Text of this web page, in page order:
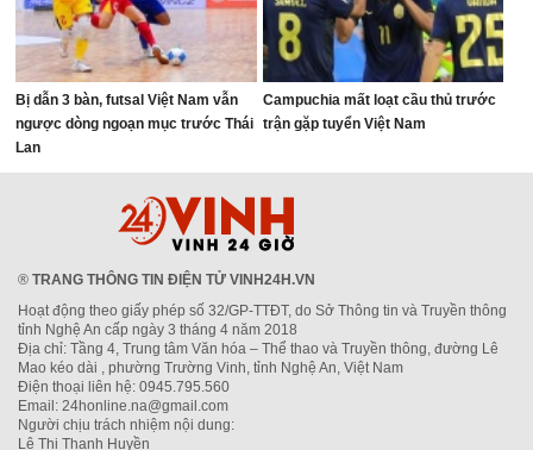
Bị dẫn 3 bàn, futsal Việt Nam vẫn
ngược dòng ngoạn mục trước Thái
Lan
Campuchia mất loạt cầu thủ trước
trận gặp tuyển Việt Nam
® TRANG THÔNG TIN ĐIỆN TỬ VINH24H.VN
Hoạt động theo giấy phép số 32/GP-TTĐT, do Sở Thông tin và Truyền thông
tỉnh Nghệ An cấp ngày 3 tháng 4 năm 2018
Địa chỉ: Tầng 4, Trung tâm Văn hóa – Thể thao và Truyền thông, đường Lê
Mao kéo dài , phường Trường Vinh, tỉnh Nghệ An, Việt Nam
Điện thoại liên hệ: 0945.795.560
Email: 24honline.na@gmail.com
Người chịu trách nhiệm nội dung:
Lê Thị Thanh Huyền